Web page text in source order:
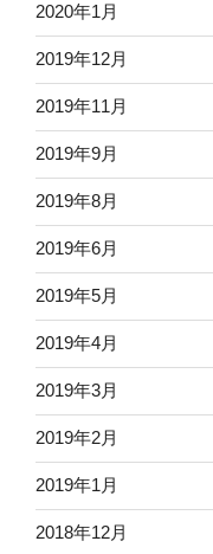
2020年1月
2019年12月
2019年11月
2019年9月
2019年8月
2019年6月
2019年5月
2019年4月
2019年3月
2019年2月
2019年1月
2018年12月